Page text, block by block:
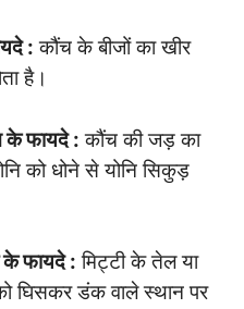
: कौंच के बीजों का खीर
है।
के फायदे : कौंच की जड़ का
को धोने से योनि सिकुड़
के फायदे : मिट्टी के तेल या
घिसकर डंक वाले स्थान पर